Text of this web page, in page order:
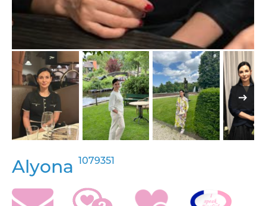
Alyona 1079351